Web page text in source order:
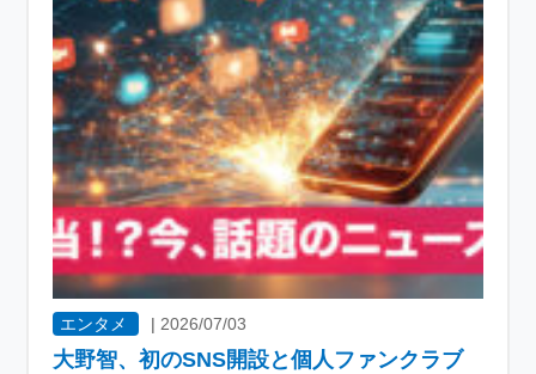
エンタメ | 2026/07/03
大野智、初のSNS開設と個人ファンクラブ